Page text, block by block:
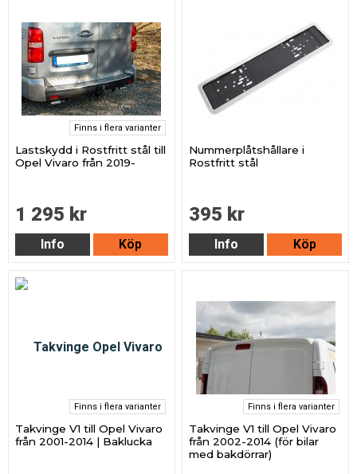
Finns i flera varianter
Lastskydd i Rostfritt stål till
Opel Vivaro från 2019-
1 295 kr
Info Köp
Nummerplåtshållare i
Rostfritt stål
395 kr
Info Köp
Finns i flera varianter
Takvinge V1 till Opel Vivaro
från 2001-2014 | Baklucka
Finns i flera varianter
Takvinge V1 till Opel Vivaro
från 2002-2014 (för bilar
med bakdörrar)